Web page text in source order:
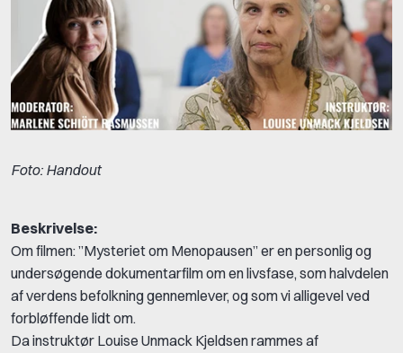
Foto: Handout
Beskrivelse:
Om filmen: ”Mysteriet om Menopausen” er en personlig og
undersøgende dokumentarfilm om en livsfase, som halvdelen
af verdens befolkning gennemlever, og som vi alligevel ved
forbløffende lidt om.
Da instruktør Louise Unmack Kjeldsen rammes af